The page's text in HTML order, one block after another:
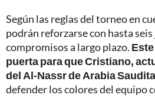
Según las reglas del torneo en
podrán reforzarse con hasta
compromisos a largo plazo.
puerta para que Cristiano,
del Al-Nassr de Arabia Saudita
defender los colores del equipo